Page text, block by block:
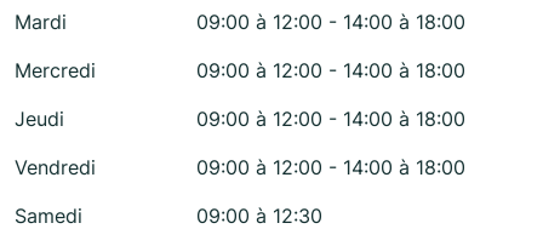
Mardi
09:00 à 12:00 - 14:00 à 18:00
Mercredi
09:00 à 12:00 - 14:00 à 18:00
Jeudi
09:00 à 12:00 - 14:00 à 18:00
Vendredi
09:00 à 12:00 - 14:00 à 18:00
Samedi
09:00 à 12:30